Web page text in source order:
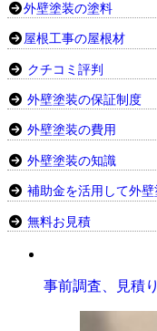
外壁塗装の塗料
屋根工事の屋根材
クチコミ評判
外壁塗装の保証制度
外壁塗装の費用
外壁塗装の知識
補助金を活用して外
無料お見積
事前調査、見積